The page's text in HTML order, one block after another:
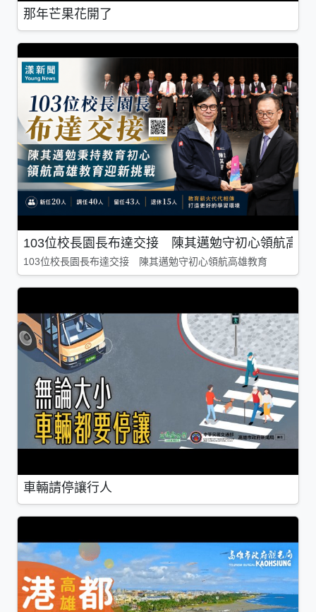
那年芒果花開了
103位校長園長布達交接 陳其邁勉守初心領航高雄
103位校長園長布達交接 陳其邁勉守初心領航高雄教育
車輛請停讓行人